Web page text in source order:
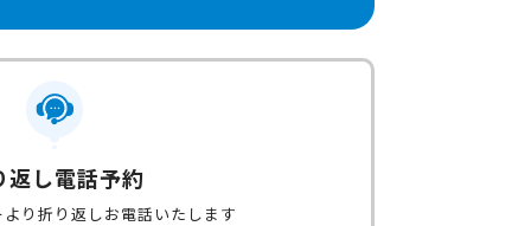
返し電話予約
り折り返しお電話いたします